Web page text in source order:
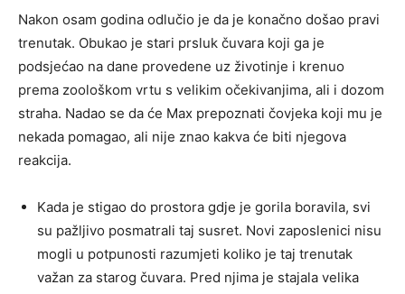
Nakon osam godina odlučio je da je konačno došao pravi
trenutak. Obukao je stari prsluk čuvara koji ga je
podsjećao na dane provedene uz životinje i krenuo
prema zoološkom vrtu s velikim očekivanjima, ali i dozom
straha. Nadao se da će Max prepoznati čovjeka koji mu je
nekada pomagao, ali nije znao kakva će biti njegova
reakcija.
Kada je stigao do prostora gdje je gorila boravila, svi
su pažljivo posmatrali taj susret. Novi zaposlenici nisu
mogli u potpunosti razumjeti koliko je taj trenutak
važan za starog čuvara. Pred njima je stajala velika